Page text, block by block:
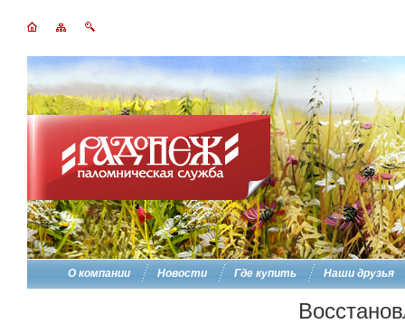
О компании Новости Где купить Наши друзья